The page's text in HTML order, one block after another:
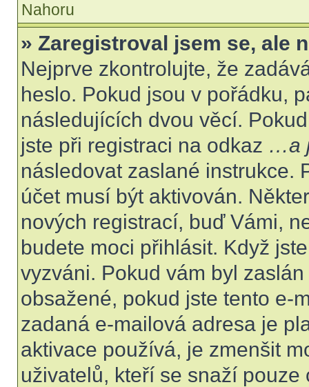
Nahoru
» Zaregistroval jsem se, ale
Nejprve zkontrolujte, že
heslo. Pokud jsou v pořádku,
následujících dvou věcí.
jste při registraci na odkaz …a
následovat zaslané instrukce.
účet musí být aktivován.
nových registrací, buď Vámi,
budete moci přihlásit. Když
vyzváni. Pokud vám byl
obsažené, pokud jste tento e-
zadaná e-mailová adresa je
aktivace používá, je zmenšit
uživatelů, kteří se snaží